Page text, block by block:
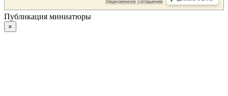
Публикация миниатюры
×